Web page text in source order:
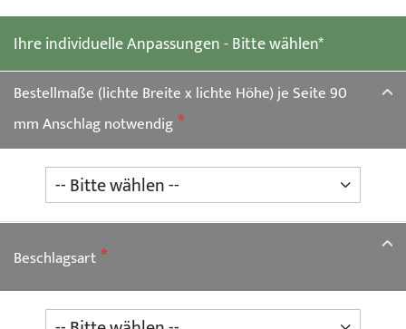
Ihre individuelle Anpassungen - Bitte wählen*
Bestellmaße (lichte Breite x lichte Höhe) je Seite 90
mm Anschlag notwendig
Beschlagsart